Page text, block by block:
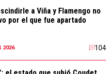
a Viña y Flamengo no
por el que fue apartado
2026 104